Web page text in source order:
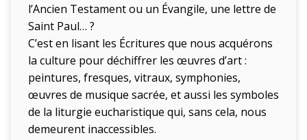
l’Ancien Testament ou un Évangile, une lettre de
Saint Paul… ?
C’est en lisant les Écritures que nous acquérons
la culture pour déchiffrer les œuvres d’art :
peintures, fresques, vitraux, symphonies,
œuvres de musique sacrée, et aussi les symboles
de la liturgie eucharistique qui, sans cela, nous
demeurent inaccessibles.